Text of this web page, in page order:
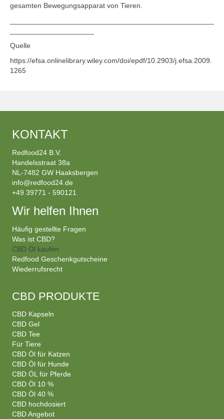
gesamten Bewegungsapparat von Tieren.
Quelle
https://efsa.onlinelibrary.wiley.com/doi/epdf/10.2903/j.efsa.2009.
1265
KONTAKT
Redfood24 B.V.
Handelsstraat 38a
NL-7482 GW Haaksbergen
info@redfood24.de
+49 39771 - 590121
Wir helfen Ihnen
Häufig gestellte Fragen
Was ist CBD?
CBD Öl kaufen
Redfood Geschenkgutscheine
Wiederrufsrecht
CBD PRODUKTE
CBD Kapseln
CBD Gel
CBD Tee
Für Tiere
CBD Öl für Katzen
CBD Öl für Hunde
CBD ÖL für Pferde
CBD Öl 10 %
CBD Öl 40 %
CBD hochdosiert
CBD Angebot